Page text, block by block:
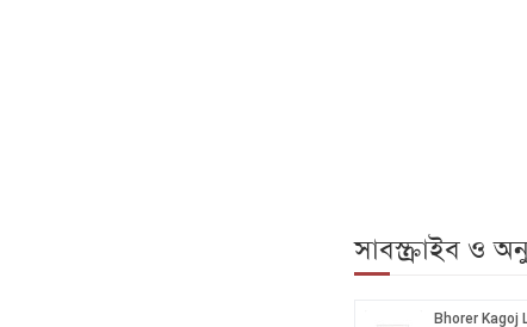
সাবস্ক্রাইব ও